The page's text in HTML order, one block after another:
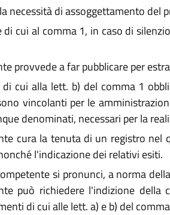
necessità di assoggettamento del
di cui al comma 1, in caso di
provvede a far pubblicare per
cui alla lett. b) del comma 1
vincolanti per le
denominati, necessari per la
cura la tenuta di un registro
l'indicazione dei relativi esiti.
si pronunci, a norma
può richiedere l'indizione
di cui alle lett. a) e b) del